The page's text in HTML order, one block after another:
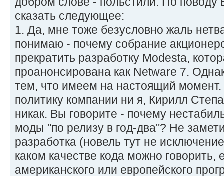
сказать следующее:
1. Да, мне тоже безусловно жаль
понимаю - почему собрание
прекратить разработку Modesta,
проанонсирована как Netware 7.
тем, что имеем на настоящий
политику компании ни я, Кирилл
никак. Вы говорите - почему
моды "по релизу в год-два"? Не
разработка (новель тут не
каком качестве кода можно говорить,
американского или европейского